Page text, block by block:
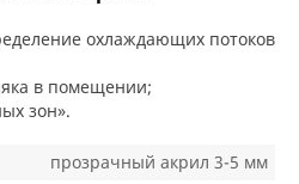
охлаждающих потоков
в помещении;
зон».
прозрачный акрил 3-5 мм